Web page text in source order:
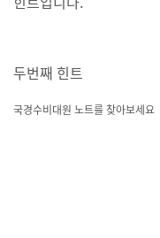
두번째 힌트
국경수비대원 노트를 찾아보세요